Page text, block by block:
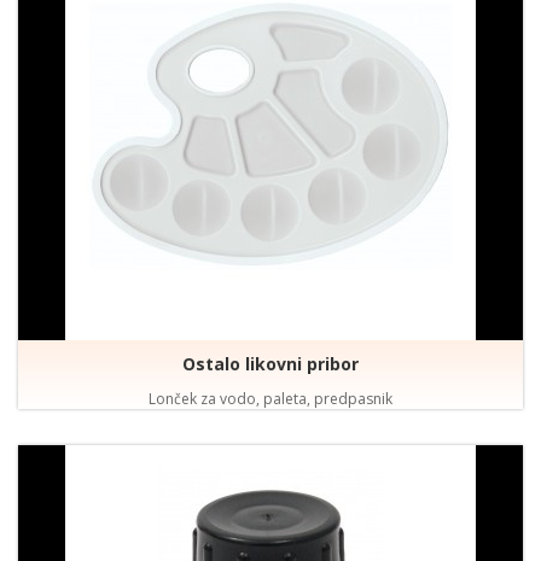
Ostalo likovni pribor
Lonček za vodo, paleta, predpasnik